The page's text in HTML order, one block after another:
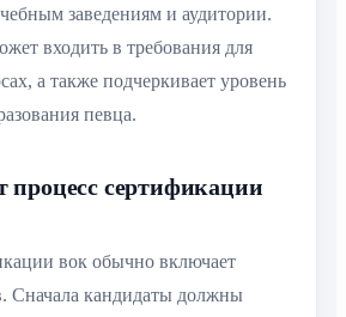
заведениям и аудитории.
входить в требования для
а также подчеркивает уровень
певца.
процесс сертификации
вок обычно включает
Сначала кандидаты должны